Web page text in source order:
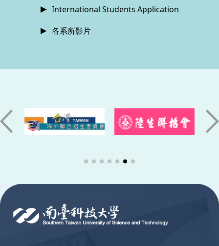
International Students Application
各系所影片